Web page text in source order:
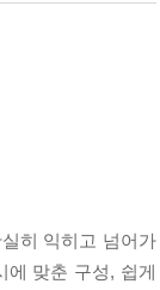
히 익히고 넘어가
에 맞춘 구성, 쉽게